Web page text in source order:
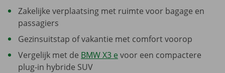
Zakelijke verplaatsing met ruimte voor bagage en
passagiers
Gezinsuitstap of vakantie met comfort voorop
Vergelijk met de BMW X3 e voor een compactere
plug-in hybride SUV